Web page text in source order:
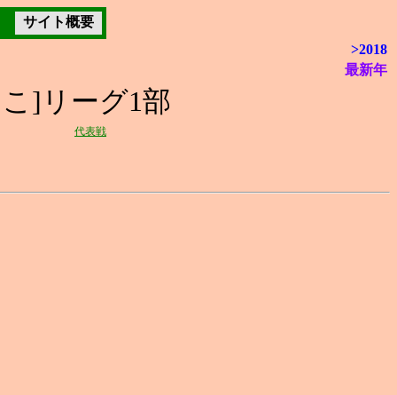
サイト概要
>2018
最新年
]リーグ1部
代表戦